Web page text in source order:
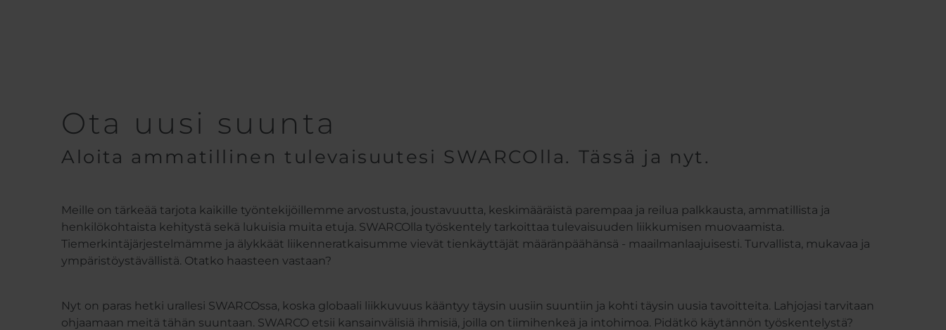
Ota uusi suunta
Aloita ammatillinen tulevaisuutesi SWARCOlla. Tässä ja nyt.
Meille on tärkeää tarjota kaikille työntekijöillemme arvostusta, joustavuutta, keskimääräistä parempaa ja reilua palkkausta, ammatillista ja
henkilökohtaista kehitystä sekä lukuisia muita etuja. SWARCOlla työskentely tarkoittaa tulevaisuuden liikkumisen muovaamista.
Tiemerkintäjärjestelmämme ja älykkäät liikenneratkaisumme vievät tienkäyttäjät määränpäähänsä - maailmanlaajuisesti. Turvallista, mukavaa ja
ympäristöystävällistä. Otatko haasteen vastaan?
Nyt on paras hetki urallesi SWARCOssa, koska globaali liikkuvuus kääntyy täysin uusiin suuntiin ja kohti täysin uusia tavoitteita. Lahjojasi tarvitaan
ohjaamaan meitä tähän suuntaan. SWARCO etsii kansainvälisiä ihmisiä, joilla on tiimihenkeä ja intohimoa. Pidätkö käytännön työskentelystä?